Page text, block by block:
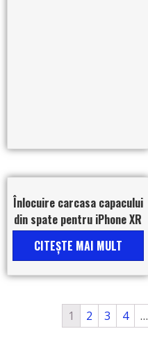
Înlocuire carcasa capacului
din spate pentru iPhone XR
CITEŞTE MAI MULT
1 2 3 4 …